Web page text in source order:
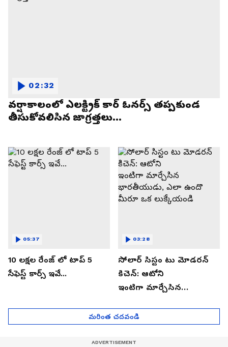
వర్షాకాలంలో ఎలక్ట్రిక్ కార్ ఓనర్స్ తప్పకుండ
తీసుకోవలిసిన జాగ్రత్తలు...
02:32
10 లక్షల రేంజ్ లో టాప్ 5
సేఫెస్ట్ కార్స్ ఇవే...
05:37
సోలార్ సిస్టం టు మోడరన్
కిచెన్: ఆటోని
ఇంటిగా మార్చేసిన
మీరూ ఒక లుక్కేయండి
03:28
మరింత చదవండి